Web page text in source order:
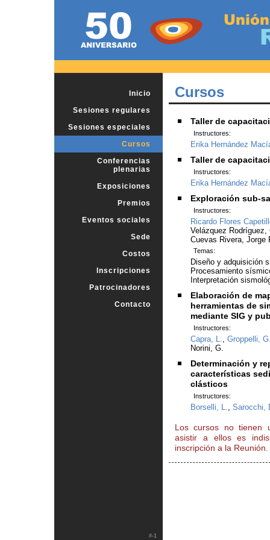
Inicio
Sesiones regulares
Sesiones especiales
Cursos
Conferencias
plenarias
Exposiciones
Premios
Eventos sociales
Sede
Costos
Inscripciones
Patrocinadores
Contacto
Cursos
Taller de
Instructores:
Erika Hernández
Taller de
Instructores:
Erika Hernández
Exploración sub-
Instructores:
Ricardo Flores
Velázquez Rodríguez,
Cuevas Rivera, Jorge
Temas:
Diseño y adquisición
Procesamiento
Interpretación
Elaboración de
herramientas de
mediante SIG y
Instructores:
Capra, L., Groppelli,
Norini, G.
Determinación y
características
clásticos
Instructores:
Borselli, L., Sarocchi,
Los cursos no tienen
asistir a ellos es
inscripción a la Reunión.
#-1